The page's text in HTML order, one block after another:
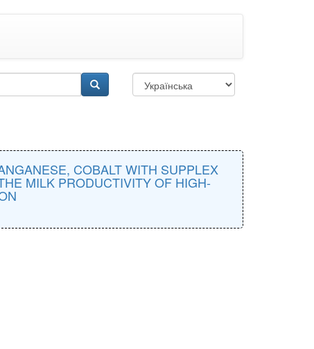
COBALT WITH SUPPLEX
MILK PRODUCTIVITY OF HIGH-